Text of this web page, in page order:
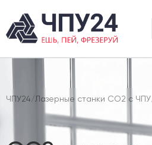
ЧПУ24/Лазерные станки CO2 с ЧПУ